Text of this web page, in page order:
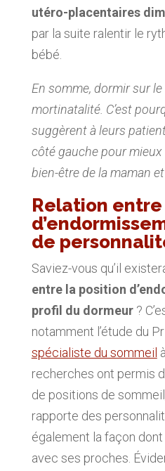
utéro-placentaires
par la suite ralentir le
bébé.
En somme, dormir sur
mortinatalité. C’est
suggèrent à leurs
côté gauche pour
bien-être de la maman
Relation
de
Saviez-vous qu’il
entre la position
profil du dormeur?
notamment l’étude du
spécialiste du sommeil
recherches ont permis
de positions de
rapporte des
également la façon dont
avec ses proches.